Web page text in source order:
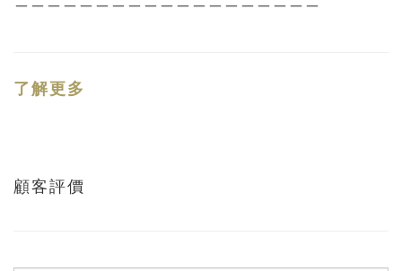
了解更多
顧客評價